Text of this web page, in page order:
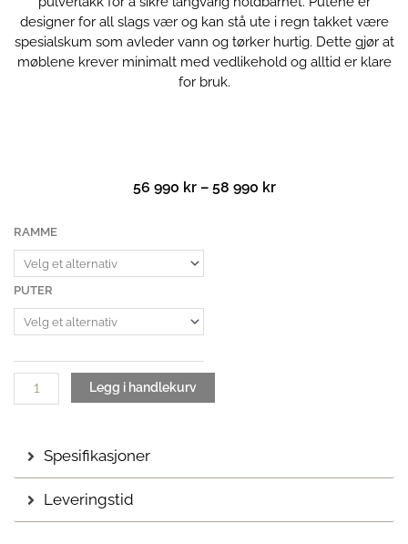
designer for all slags vær og kan stå ute i regn takket være
spesialskum som avleder vann og tørker hurtig. Dette gjør at
møblene krever minimalt med vedlikehold og alltid er klare
for bruk.
56 990 kr – 58 990 krPrisområde:
RAMME
PUTER
Frame
sofagruppe
antall
Legg i handlekurv
Spesifikasjoner
Leveringstid